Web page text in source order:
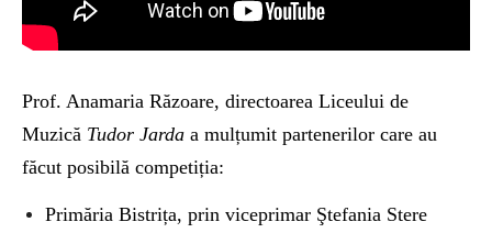
Prof. Anamaria Răzoare, directoarea Liceului de
Muzică Tudor Jarda a mulțumit partenerilor care au
făcut posibilă competiția:
Primăria Bistrița, prin viceprimar Ştefania Stere